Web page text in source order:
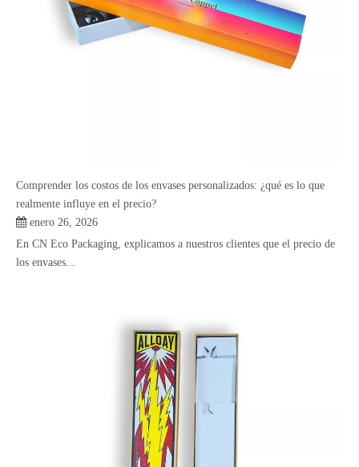
Comprender los costos de los envases personalizados: ¿qué es lo que
realmente influye en el precio?
enero 26, 2026
En CN Eco Packaging, explicamos a nuestros clientes que el precio de
los envases...